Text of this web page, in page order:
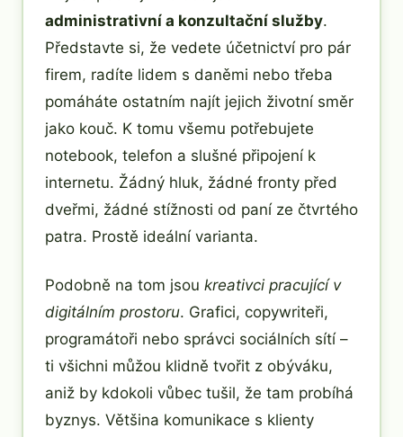
administrativní a konzultační služby.
Představte si, že vedete účetnictví pro pár
firem, radíte lidem s daněmi nebo třeba
pomáháte ostatním najít jejich životní směr
jako kouč. K tomu všemu potřebujete
notebook, telefon a slušné připojení k
internetu. Žádný hluk, žádné fronty před
dveřmi, žádné stížnosti od paní ze čtvrtého
patra. Prostě ideální varianta.
Podobně na tom jsou kreativci pracující v
digitálním prostoru. Grafici, copywriteři,
programátoři nebo správci sociálních sítí –
ti všichni můžou klidně tvořit z obýváku,
aniž by kdokoli vůbec tušil, že tam probíhá
byznys. Většina komunikace s klienty